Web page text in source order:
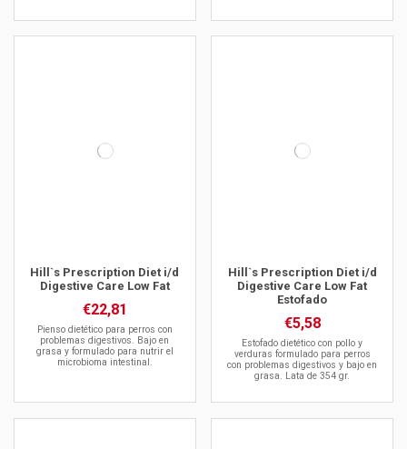
Hill`s Prescription Diet i/d
Digestive Care Low Fat
€22,81
Pienso dietético para perros con
problemas digestivos. Bajo en
grasa y formulado para nutrir el
microbioma intestinal.
Hill`s Prescription Diet i/d
Digestive Care Low Fat
Estofado
€5,58
Estofado dietético con pollo y
verduras formulado para perros
con problemas digestivos y bajo en
grasa. Lata de 354 gr.